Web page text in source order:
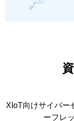
XIoT向けサイバー
ーフレ